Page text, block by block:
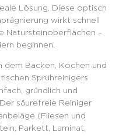
Lösung. Diese optisch
wirkt schnell
Natursteinoberflächen –
beginnen.
dem Backen, Kochen und
Sprühreinigers
gründlich und
säurefreie Reiniger
(Fliesen und
Parkett, Laminat,